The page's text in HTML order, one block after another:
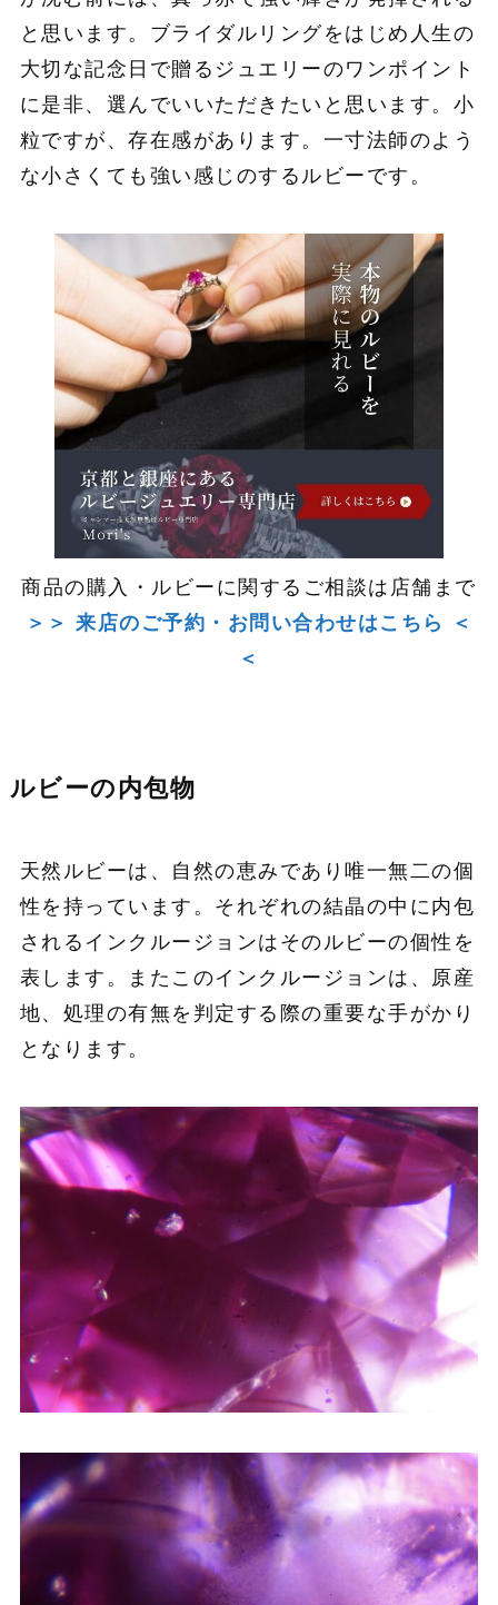
と思います。ブライダルリングをはじめ人生の
大切な記念日で贈るジュエリーのワンポイント
に是非、選んでいいただきたいと思います。小
粒ですが、存在感があります。一寸法師のよう
な小さくても強い感じのするルビーです。
商品の購入・ルビーに関するご相談は店舗まで
＞＞ 来店のご予約・お問い合わせはこちら ＜
＜
ルビーの内包物
天然ルビーは、自然の恵みであり唯一無二の個
性を持っています。それぞれの結晶の中に内包
されるインクルージョンはそのルビーの個性を
表します。またこのインクルージョンは、原産
地、処理の有無を判定する際の重要な手がかり
となります。